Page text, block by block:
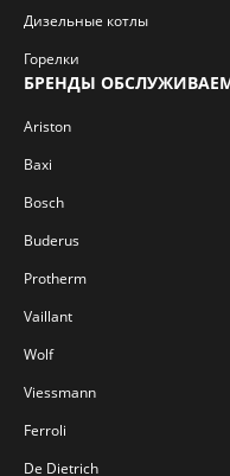
Дизельные котлы
Горелки
БРЕНДЫ
Ariston
Baxi
Bosch
Buderus
Protherm
Vaillant
Wolf
Viessmann
Ferroli
De Dietrich